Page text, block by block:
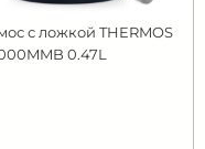
с ложкой THERMOS
0.47L